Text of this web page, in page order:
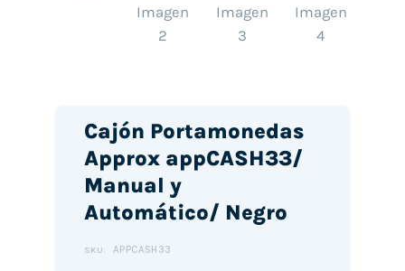
Cajón Portamonedas
Approx appCASH33/
Manual y
Automático/ Negro
SKU: APPCASH33